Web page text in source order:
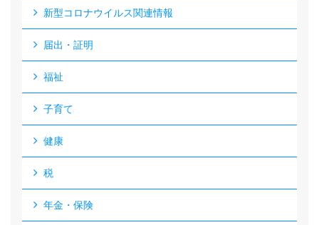
新型コロナウイルス関連情報
届出・証明
福祉
子育て
健康
税
年金・保険